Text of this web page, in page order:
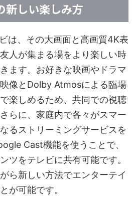
新しい楽しみ方
は、その大画面と高画質4K表
人が集まる場をより楽しい時
ます。お好きな映画やドラマ
像とDolby Atmosによる臨場
楽しめるため、共同での視聴
らに、家庭内で各々がスマー
るストリーミングサービスを
Cast機能を使うことで、
ツをテレビに共有可能です。
ら新しい方法でエンターテイ
が可能です。